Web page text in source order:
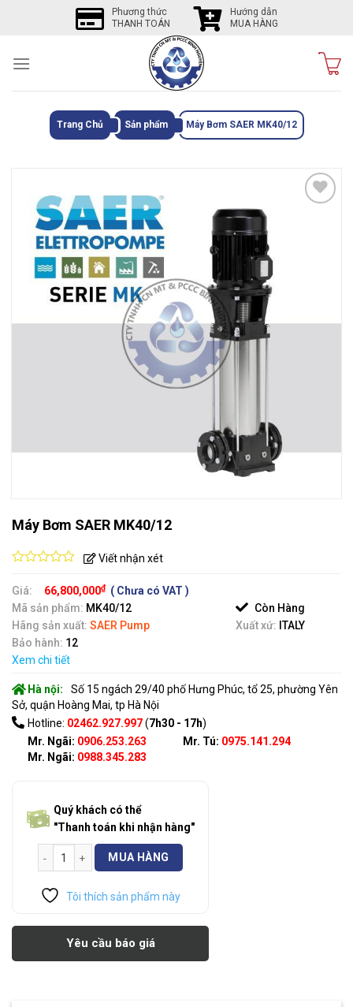
Phương thức
THANH TOÁN
Hướng dẫn
MUA HÀNG
Trang Chủ Sản phẩm Máy Bơm SAER MK40/12
Máy Bơm SAER MK40/12
out
5
Viết nhận xét
Giá: 66,800,000₫ ( Chưa có VAT )
Mã sản phẩm: MK40/12
Còn Hàng
Hãng sản xuất: SAER Pump Xuất xứ: ITALY
Bảo hành: 12
Xem chi tiết
Hà nội:
Số 15 ngách 29/40 phố Hưng Phúc, tổ 25, phường Yên
Sở, quận Hoàng Mai, tp Hà Nội
Hotline: 02462.927.997(7h30 - 17h)
Mr. Ngãi: 0906.253.263
Mr. Ngãi: 0988.345.283
Mr. Tú: 0975.141.294
Quý khách có thể
"Thanh toán khi nhận hàng"
Máy Bơm SAER MK40/12 số lượng
MUA HÀNG
Tôi thích sản phẩm này
Yêu cầu báo giá